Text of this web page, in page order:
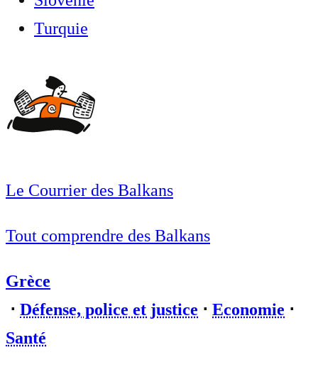
Turquie
Le Courrier des Balkans
Tout comprendre des Balkans
Grèce
⋅ Défense, police et justice ⋅ Economie ⋅
Santé